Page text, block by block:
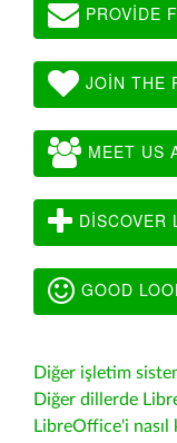
PROVIDE
JOIN THE
MEET US
DISCOVER
GOOD
Diğer işletim
Diğer dillerde
LibreOffice'i